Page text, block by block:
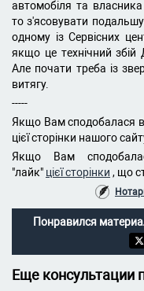
автомобіля та
то з'ясовувати
одному із Сервісних
якщо це технічний збій
Але почати треба із
витягу.
-----
Якщо Вам сподобалася
цієї сторінки нашого
Якщо Вам
"лайк" цієї сторінки , що
Понравился
Еще консультации